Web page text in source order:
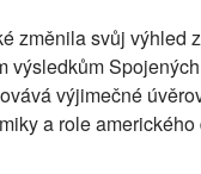
změnila svůj výhled
výsledkům
výjimečné
a role